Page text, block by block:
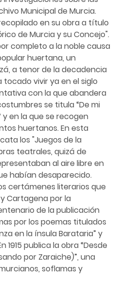
Municipal de Murcia.
en su obra a título
de Murcia y su Concejo".
completo a la noble causa
huertana, un
a tenor de la decadencia
vivir ya en el siglo
con la que abandera
se titula “De mi
y en la que se recogen
huertanos. En esta
los "Juegos de la
teatrales, quizá de
al aire libre en
habían desaparecido.
certámenes literarios que
Cartagena por la
de la publicación
por los poemas titulados
en la ínsula Barataria” y
1915 publica la obra “Desde
por Zaraiche)”, una
soflamas y